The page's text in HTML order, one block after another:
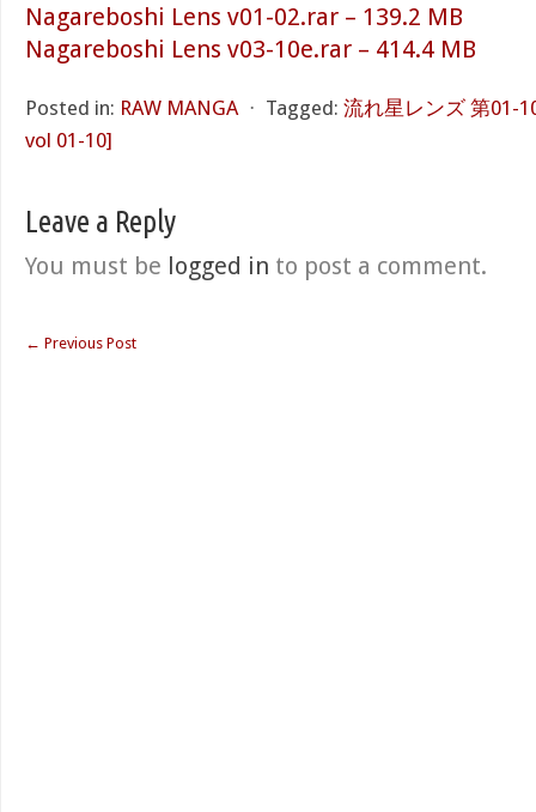
Nagareboshi Lens v01-02.rar – 139.2 MB
Nagareboshi Lens v03-10e.rar – 414.4 MB
Posted in: RAW MANGA ⋅ Tagged: 流れ星レンズ 第01-
vol 01-10]
Leave a Reply
You must be logged in to post a comment.
← Previous Post